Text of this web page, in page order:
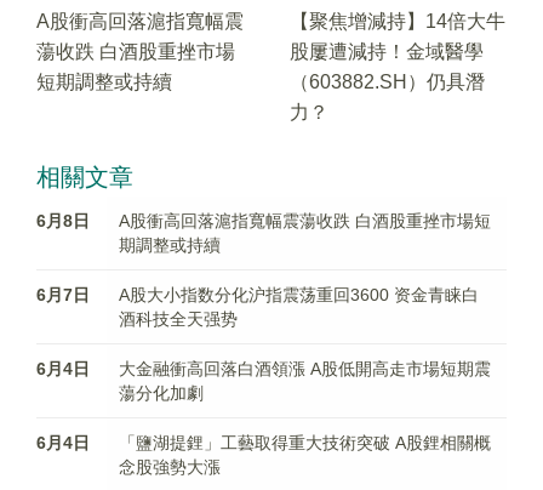
A股衝高回落滬指寬幅震
蕩收跌 白酒股重挫市場
短期調整或持續
【聚焦增減持】14倍大牛
股屢遭減持！金域醫學
（603882.SH）仍具潛
力？
相關文章
6月8日
A股衝高回落滬指寬幅震蕩收跌 白酒股重挫市場短
期調整或持續
6月7日
A股大小指数分化沪指震荡重回3600 资金青睐白
酒科技全天强势
6月4日
大金融衝高回落白酒領漲 A股低開高走市場短期震
蕩分化加劇
6月4日
「鹽湖提鋰」工藝取得重大技術突破 A股鋰相關概
念股強勢大漲